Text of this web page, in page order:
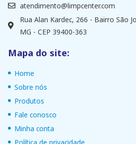
atendimento@limpcenter.com
Rua Alan Kardec, 266 - Bairro São
MG - CEP 39400-363
Mapa do site:
Home
Sobre nós
Produtos
Fale conosco
Minha conta
Política de privacidade